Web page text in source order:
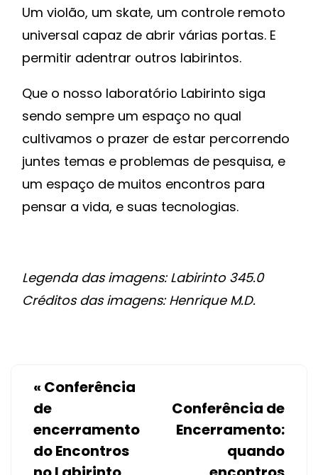
Um violão, um skate, um controle remoto
universal capaz de abrir várias portas. E
permitir adentrar outros labirintos.
Que o nosso laboratório Labirinto siga
sendo sempre um espaço no qual
cultivamos o prazer de estar percorrendo
juntes temas e problemas de pesquisa, e
um espaço de muitos encontros para
pensar a vida, e suas tecnologias.
Legenda das imagens: Labirinto 345.0
Créditos das imagens: Henrique M.D.
« Conferência
de
encerramento
do Encontros
Conferência de
Encerramento:
quando